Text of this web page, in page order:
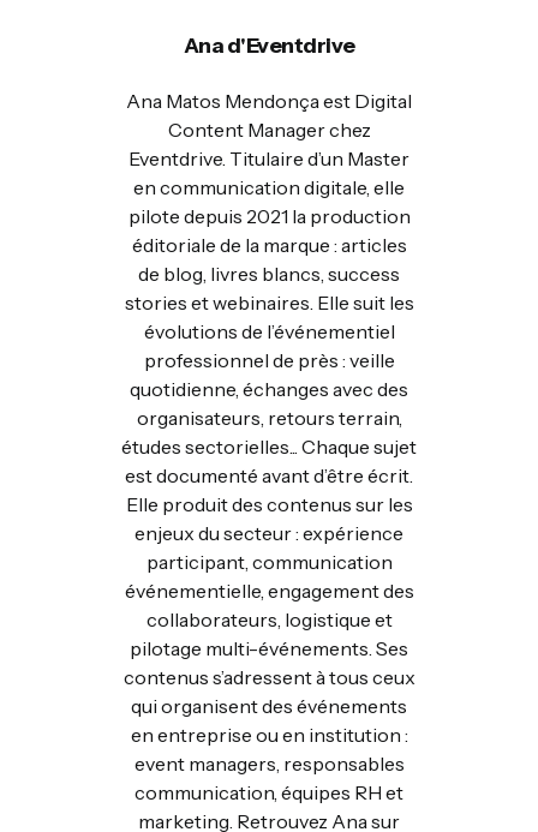
Ana d'Eventdrive
Ana Matos Mendonça est Digital
Content Manager chez
Eventdrive. Titulaire d’un Master
en communication digitale, elle
pilote depuis 2021 la production
éditoriale de la marque : articles
de blog, livres blancs, success
stories et webinaires. Elle suit les
évolutions de l’événementiel
professionnel de près : veille
quotidienne, échanges avec des
organisateurs, retours terrain,
études sectorielles... Chaque sujet
est documenté avant d’être écrit.
Elle produit des contenus sur les
enjeux du secteur : expérience
participant, communication
événementielle, engagement des
collaborateurs, logistique et
pilotage multi-événements. Ses
contenus s’adressent à tous ceux
qui organisent des événements
en entreprise ou en institution :
event managers, responsables
communication, équipes RH et
marketing. Retrouvez Ana sur